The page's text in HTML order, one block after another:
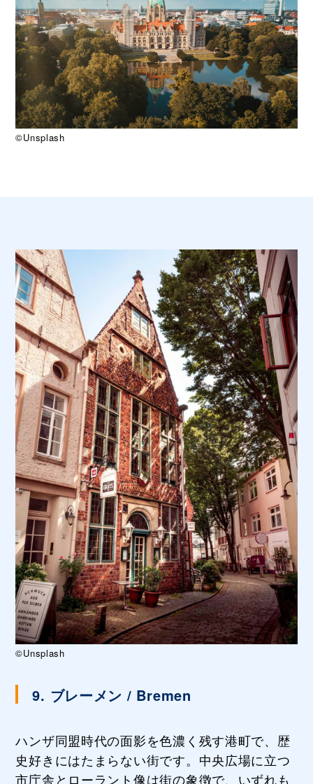
©Unsplash
©Unsplash
9. ブレーメン / Bremen
ハンザ同盟時代の面影を色濃く残す港町で、歴
史好きにはたまらない街です。中央広場に立つ
市庁舎とローラント像は街の象徴で、いずれも